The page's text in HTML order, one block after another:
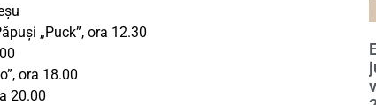
„Puck”, ora 12.30
ora 18.00
20.00